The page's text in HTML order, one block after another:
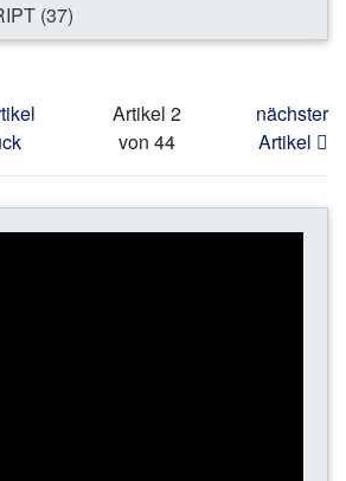
(37)
Artikel 2
von 44
nächster
Artikel